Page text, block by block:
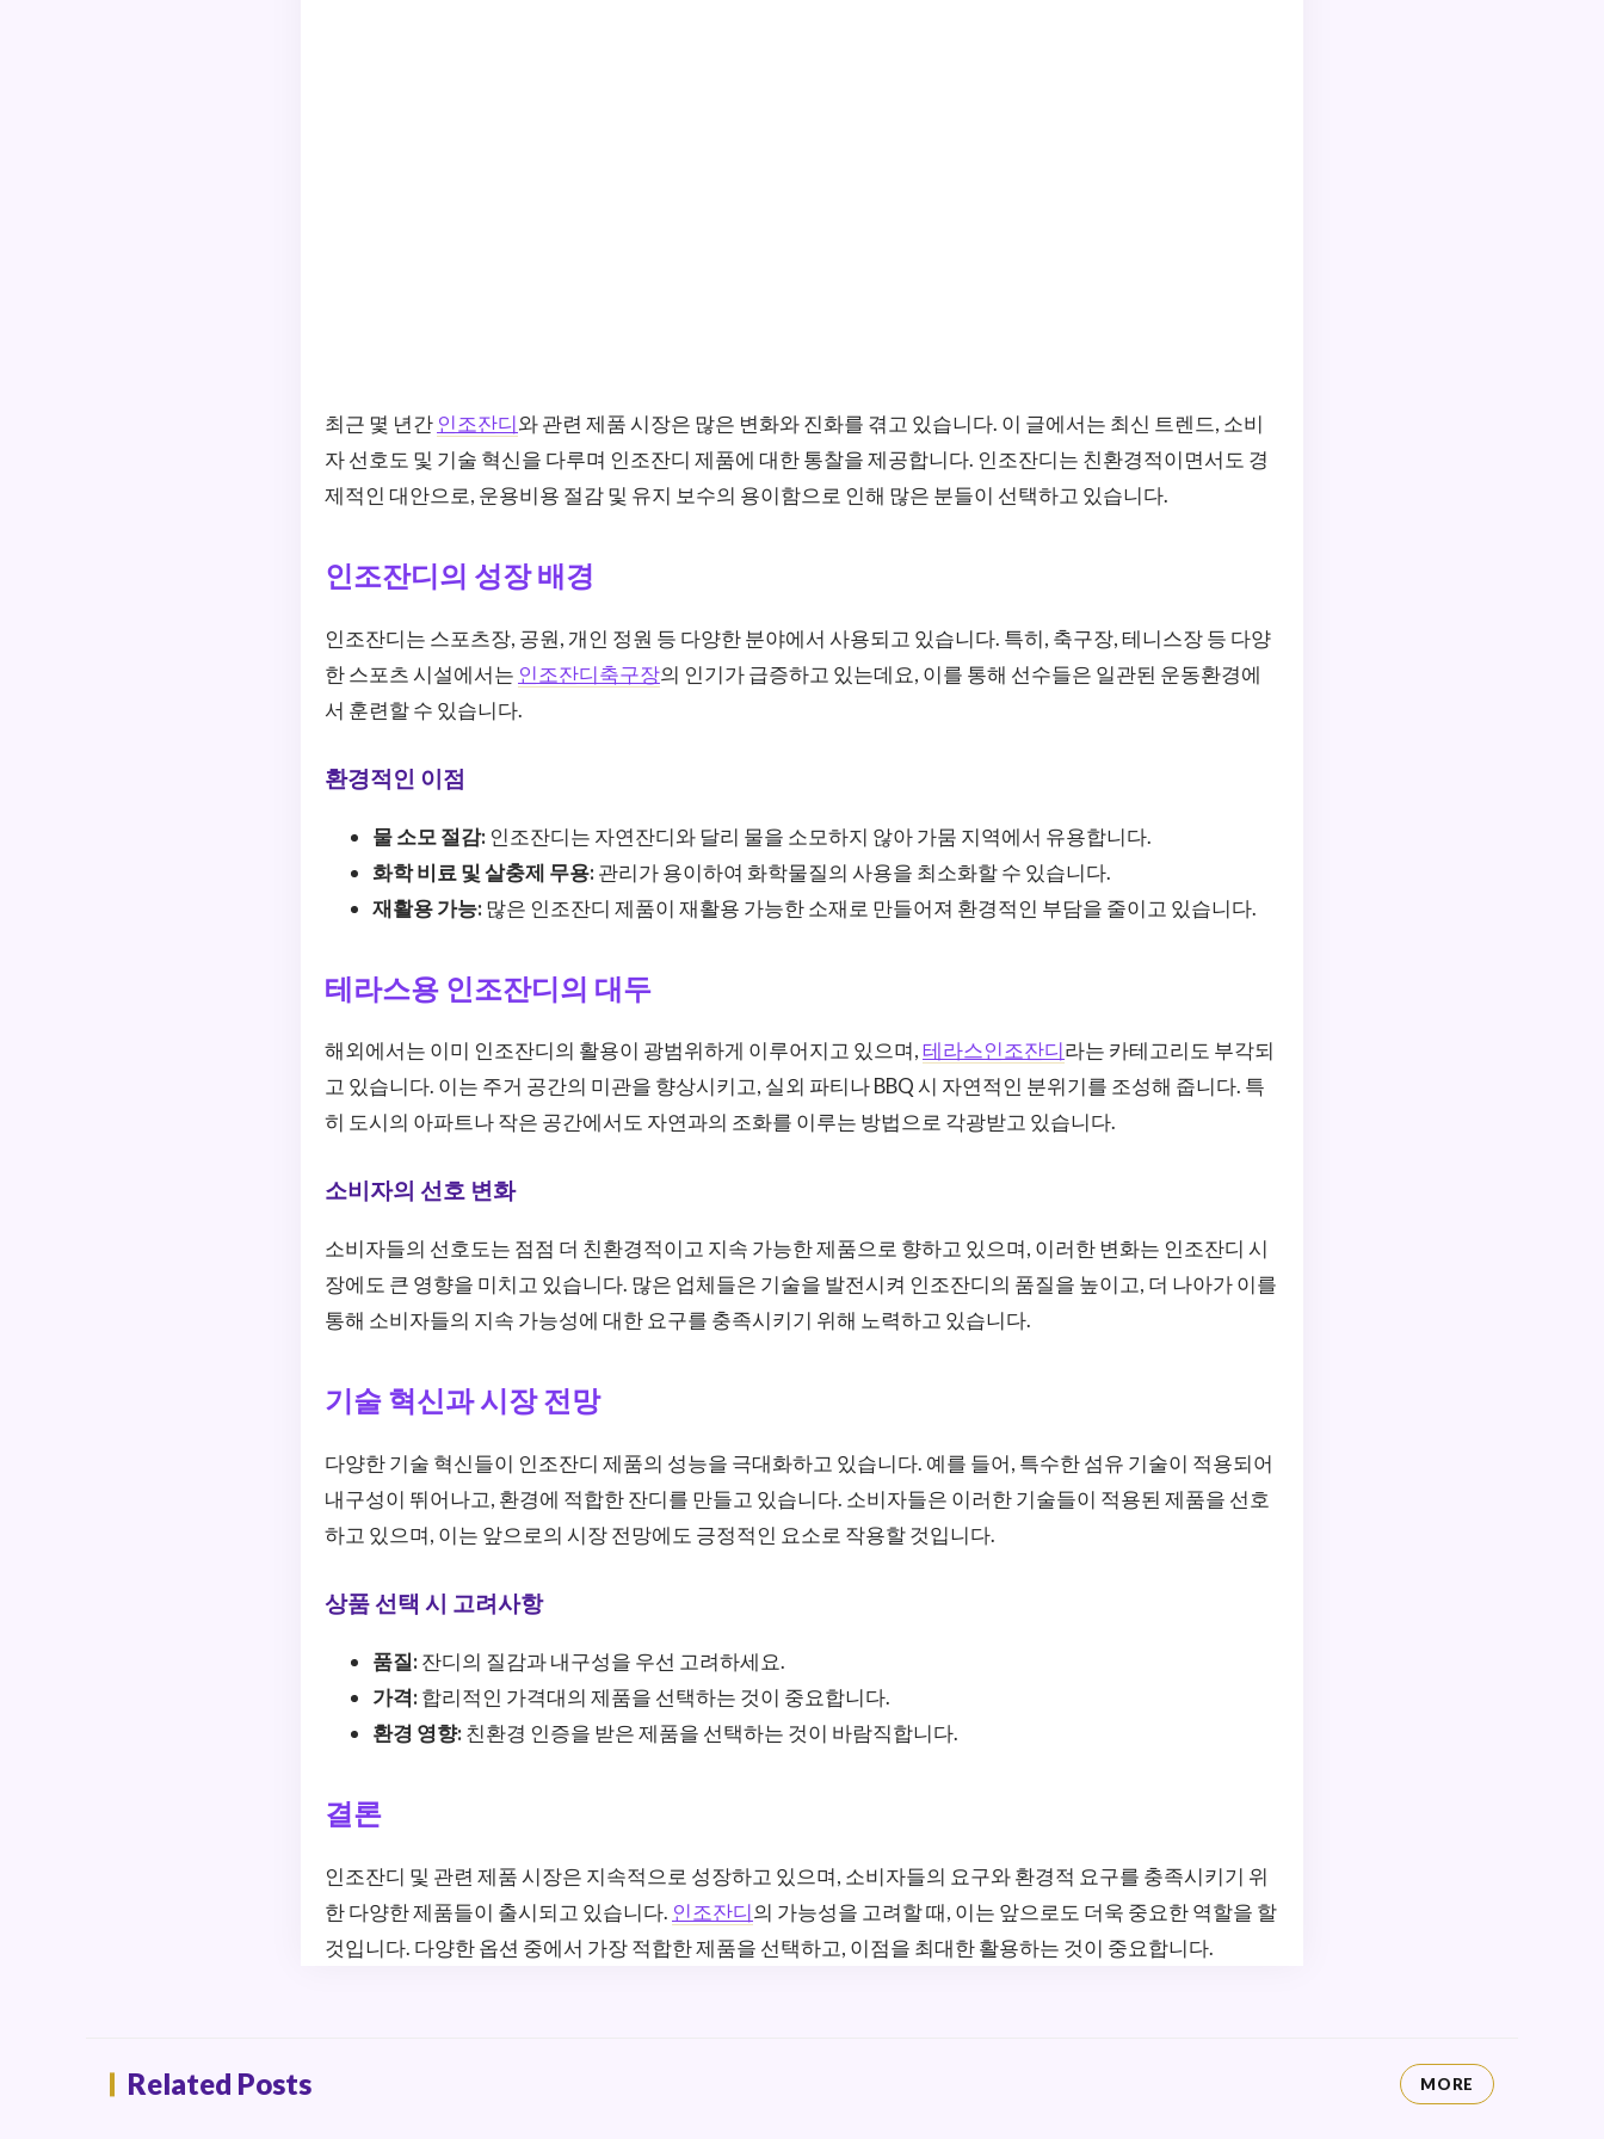
최근 몇 년간 인조잔디와 관련 제품 시장은 많은 변화와 진화를 겪고 있습니다. 이 글에서는 최신 트렌드, 소비
자 선호도 및 기술 혁신을 다루며 인조잔디 제품에 대한 통찰을 제공합니다. 인조잔디는 친환경적이면서도 경
제적인 대안으로, 운용비용 절감 및 유지 보수의 용이함으로 인해 많은 분들이 선택하고 있습니다.
인조잔디의 성장 배경
인조잔디는 스포츠장, 공원, 개인 정원 등 다양한 분야에서 사용되고 있습니다. 특히, 축구장, 테니스장 등 다양
한 스포츠 시설에서는 인조잔디축구장의 인기가 급증하고 있는데요, 이를 통해 선수들은 일관된 운동환경에
서 훈련할 수 있습니다.
환경적인 이점
물 소모 절감: 인조잔디는 자연잔디와 달리 물을 소모하지 않아 가뭄 지역에서 유용합니다.
화학 비료 및 살충제 무용: 관리가 용이하여 화학물질의 사용을 최소화할 수 있습니다.
재활용 가능: 많은 인조잔디 제품이 재활용 가능한 소재로 만들어져 환경적인 부담을 줄이고 있습니다.
테라스용 인조잔디의 대두
해외에서는 이미 인조잔디의 활용이 광범위하게 이루어지고 있으며,테라스인조잔디라는 카테고리도 부각되
고 있습니다. 이는 주거 공간의 미관을 향상시키고, 실외 파티나 BBQ 시 자연적인 분위기를 조성해 줍니다. 특
히 도시의 아파트나 작은 공간에서도 자연과의 조화를 이루는 방법으로 각광받고 있습니다.
소비자의 선호 변화
소비자들의 선호도는 점점 더 친환경적이고 지속 가능한 제품으로 향하고 있으며, 이러한 변화는 인조잔디 시
장에도 큰 영향을 미치고 있습니다. 많은 업체들은 기술을 발전시켜 인조잔디의 품질을 높이고, 더 나아가 이를
통해 소비자들의 지속 가능성에 대한 요구를 충족시키기 위해 노력하고 있습니다.
기술 혁신과 시장 전망
다양한 기술 혁신들이 인조잔디 제품의 성능을 극대화하고 있습니다. 예를 들어, 특수한 섬유 기술이 적용되어
내구성이 뛰어나고, 환경에 적합한 잔디를 만들고 있습니다. 소비자들은 이러한 기술들이 적용된 제품을 선호
하고 있으며, 이는 앞으로의 시장 전망에도 긍정적인 요소로 작용할 것입니다.
상품 선택 시 고려사항
품질: 잔디의 질감과 내구성을 우선 고려하세요.
가격: 합리적인 가격대의 제품을 선택하는 것이 중요합니다.
환경 영향: 친환경 인증을 받은 제품을 선택하는 것이 바람직합니다.
결론
인조잔디 및 관련 제품 시장은 지속적으로 성장하고 있으며, 소비자들의 요구와 환경적 요구를 충족시키기 위
한 다양한 제품들이 출시되고 있습니다. 인조잔디의 가능성을 고려할 때, 이는 앞으로도 더욱 중요한 역할을 할
것입니다. 다양한 옵션 중에서 가장 적합한 제품을 선택하고, 이점을 최대한 활용하는 것이 중요합니다.
Related Posts MORE